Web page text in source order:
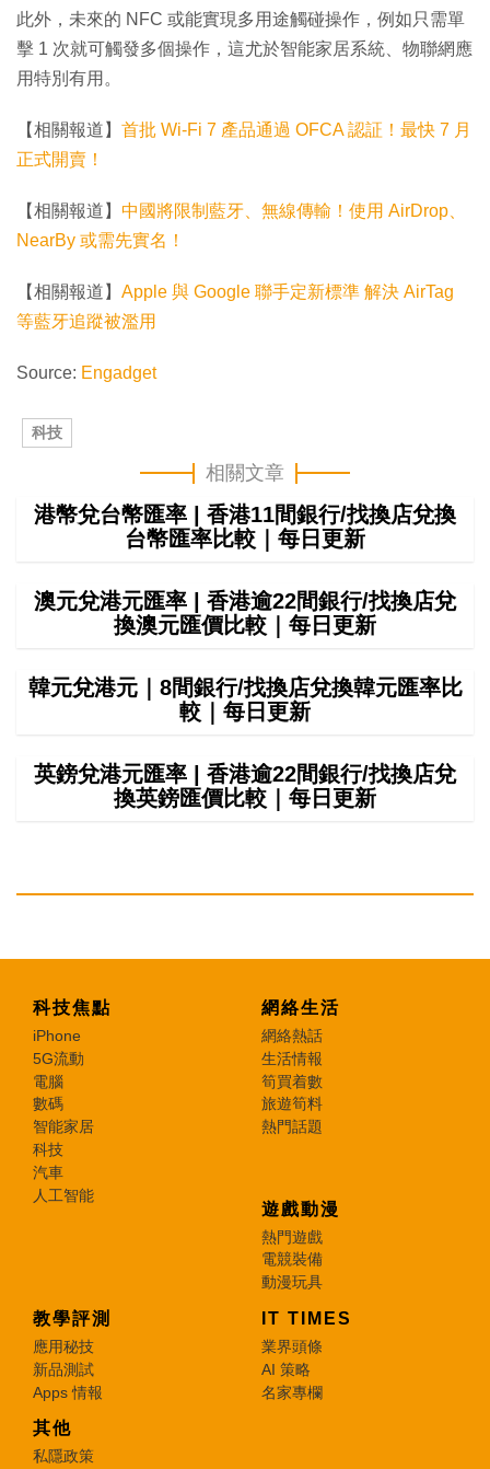
此外，未來的 NFC 或能實現多用途觸碰操作，例如只需單
擊 1 次就可觸發多個操作，這尤於智能家居系統、物聯網應
用特別有用。
【相關報道】 首批 Wi-Fi 7 產品通過 OFCA 認証！最快 7 月
正式開賣！
【相關報道】 中國將限制藍牙、無線傳輸！使用 AirDrop、
NearBy 或需先實名！
【相關報道】 Apple 與 Google 聯手定新標準 解決 AirTag
等藍牙追蹤被濫用
Source: Engadget
科技
相關文章
港幣兌台幣匯率 | 香港11間銀行/找換店兌換
台幣匯率比較｜每日更新
澳元兌港元匯率 | 香港逾22間銀行/找換店兌
換澳元匯價比較｜每日更新
韓元兌港元｜8間銀行/找換店兌換韓元匯率比
較｜每日更新
英鎊兌港元匯率 | 香港逾22間銀行/找換店兌
換英鎊匯價比較｜每日更新
科技焦點
iPhone
5G流動
電腦
數碼
智能家居
科技
汽車
人工智能
網絡生活
網絡熱話
生活情報
筍買着數
旅遊筍料
熱門話題
遊戲動漫
熱門遊戲
電競裝備
動漫玩具
教學評測
應用秘技
新品測試
Apps 情報
IT TIMES
業界頭條
AI 策略
名家專欄
其他
私隱政策